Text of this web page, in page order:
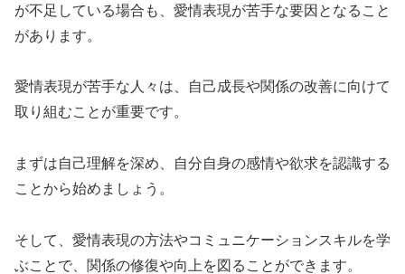
が不足している場合も、愛情表現が苦手な要因となること
があります。
愛情表現が苦手な人々は、自己成長や関係の改善に向けて
取り組むことが重要です。
まずは自己理解を深め、自分自身の感情や欲求を認識する
ことから始めましょう。
そして、愛情表現の方法やコミュニケーションスキルを学
ぶことで、関係の修復や向上を図ることができます。